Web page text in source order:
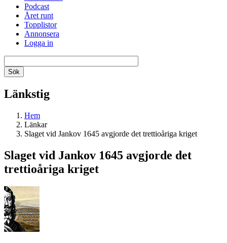
Podcast
Året runt
Topplistor
Annonsera
Logga in
Länkstig
Hem
Länkar
Slaget vid Jankov 1645 avgjorde det trettioåriga kriget
Slaget vid Jankov 1645 avgjorde det
trettioåriga kriget